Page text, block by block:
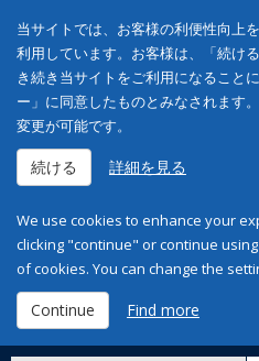
当サイトでは、お客様の利便性向上
利用しています。お客様は、「続け
き続き当サイトをご利用になること
ー」に同意したものとみなされます
変更が可能です。
続ける 詳細を見る
We use cookies to enhance your
clicking "continue" or continue
of cookies. You can change the
Continue Find more